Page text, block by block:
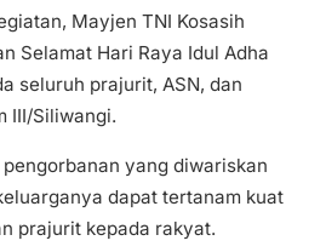
Mayjen TNI Kosasih
Selamat Hari Raya Idul Adha
seluruh prajurit, ASN, dan
III/Siliwangi.
yang diwariskan
dapat tertanam kuat
prajurit kepada rakyat.